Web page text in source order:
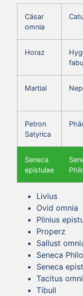
Cäsar
omnia
Horaz
Martial
Petron
Satyrica
Seneca
epistulae
Livius
Ovid omnia
Plinius
Properz
Sallust
Seneca
Seneca
Tacitus
Tibull